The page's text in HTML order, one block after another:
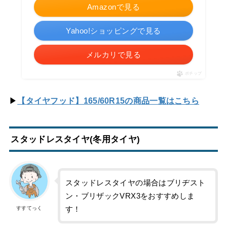
Amazonで見る
Yahoo!ショッピングで見る
メルカリで見る
ポチップ
▶ 【タイヤフッド】165/60R15の商品一覧はこちら
スタッドレスタイヤ(冬用タイヤ)
すすてっく
スタッドレスタイヤの場合はブリヂスト
ン・ブリザックVRX3をおすすめしま
す！